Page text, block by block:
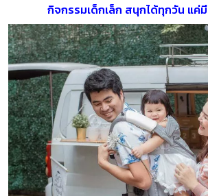
กิจกรรมเด็กเล็ก สนุกได้ทุกวัน แค่มี